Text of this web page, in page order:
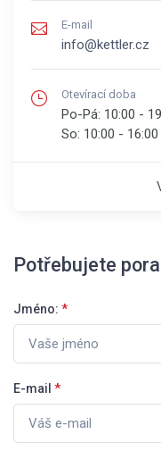
E-mail
info@kettler.cz
Otevírací doba
Po-Pá: 10:00 -
So: 10:00 - 16:00
Potřebujete
Jméno: *
E-mail *